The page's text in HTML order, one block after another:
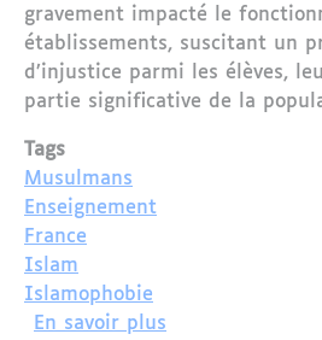
gravement impacté le
établissements, suscitant un
d’injustice parmi les élèves,
partie significative de la
Tags
Musulmans
Enseignement
France
Islam
Islamophobie
En savoir plus